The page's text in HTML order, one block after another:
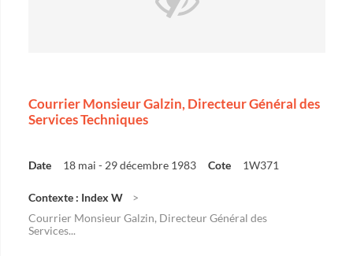
Courrier Monsieur Galzin, Directeur Général des
Services Techniques
Date 18 mai - 29 décembre 1983 Cote 1W371
Contexte : Index W
Courrier Monsieur Galzin, Directeur Général des
Services...